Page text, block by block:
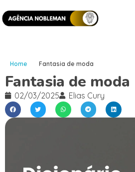
Home Fantasia de moda
Fantasia de moda
02/03/2025 Elias Cury